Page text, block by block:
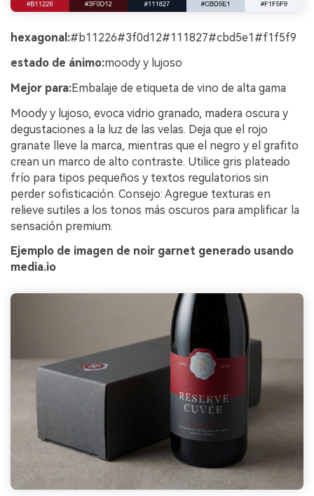
hexagonal:#b11226#3f0d12#111827#cbd5e1#f1f5f9
estado de ánimo:moody y lujoso
Mejor para:Embalaje de etiqueta de vino de alta gama
Moody y lujoso, evoca vidrio granado, madera oscura y
degustaciones a la luz de las velas. Deja que el rojo
granate lleve la marca, mientras que el negro y el grafito
crean un marco de alto contraste. Utilice gris plateado
frío para tipos pequeños y textos regulatorios sin
perder sofisticación. Consejo: Agregue texturas en
relieve sutiles a los tonos más oscuros para amplificar la
sensación premium.
Ejemplo de imagen de noir garnet generado usando
media.io